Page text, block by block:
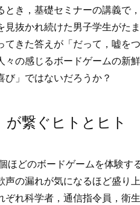
とき，基礎セミナーの講義で
見抜かれ続けた男子学生がた
てきた答えが「だって，嘘を
の感じるボードゲームの新
び」ではないだろうか？
が繋ぐヒトとヒト
ほどのボードゲームを体験す
声の漏れが気になるほど盛り
ぞれ科学者，通信指令員，衛